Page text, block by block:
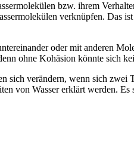
bzw. ihrem
verknüpfen. Das
oder mit anderen
ohne Kohäsion könnte sich
sich verändern, wenn sich
von Wasser erklärt werden.